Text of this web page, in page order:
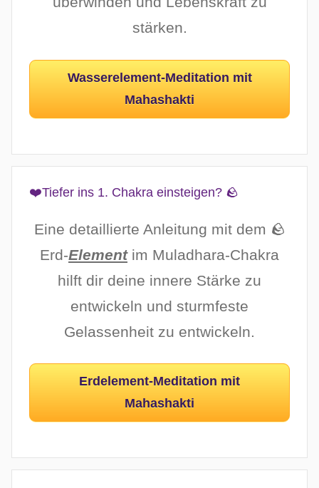
stärken.
Wasserelement-Meditation mit
Mahashakti
❤️Tiefer ins 1. Chakra einsteigen? 🪨
Eine detaillierte Anleitung mit dem 🪨
Erd-Elementim Muladhara-Chakra
hilft dir deine innere Stärke zu
entwickeln und sturmfeste
Gelassenheit zu entwickeln.
Erdelement-Meditation mit
Mahashakti